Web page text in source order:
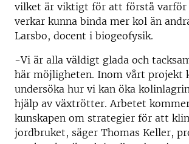
vilket är viktigt för att förstå varför
verkar kunna binda mer kol än
Larsbo, docent i biogeofysik.
-Vi är alla väldigt glada och
här möjligheten. Inom vårt projekt
undersöka hur vi kan öka
hjälp av växtrötter. Arbetet
kunskapen om strategier för att
jordbruket, säger Thomas Keller,